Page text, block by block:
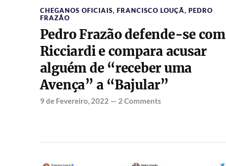
CHEGANOS OFICIAIS, FRANCISCO LOUÇÃ, PEDRO
FRAZÃO
Pedro Frazão defende-se com
Ricciardi e compara acusar
alguém de “receber uma
Avença” a “Bajular”
9 de Fevereiro, 2022 — 2 Comments